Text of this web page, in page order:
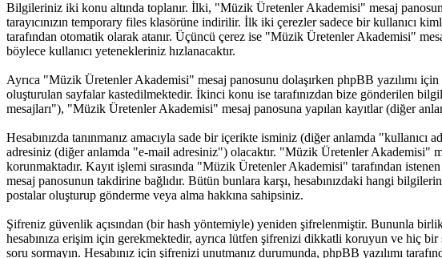
Bilgileriniz iki konu altında toplanır. İlki, "Müzik Üretenler Akademisi" mesaj
tarayıcınızın temporary files klasörüne indirilir. İlk iki çerezler sadece bir kullanıcı
tarafından otomatik olarak atanır. Üçüncü çerez ise "Müzik Üretenler Akademisi"
böylece kullanıcı yetenekleriniz hızlanacaktır.
Ayrıca "Müzik Üretenler Akademisi" mesaj panosunu dolaşırken phpBB yazılımı
oluşturulan sayfalar kastedilmektedir. İkinci konu ise tarafınızdan bize gönderilen
mesajları"), "Müzik Üretenler Akademisi" mesaj panosuna yapılan kayıtlar (diğer
Hesabınızda tanınmanız amacıyla sade bir içerikte isminiz (diğer anlamda
adresiniz (diğer anlamda "e-mail adresiniz") olacaktır. "Müzik Üretenler Akademisi"
korunmaktadır. Kayıt işlemi sırasında "Müzik Üretenler Akademisi" tarafından
mesaj panosunun takdirine bağlıdır. Bütün bunlara karşı, hesabınızdaki hangi
postalar oluşturup gönderme veya alma hakkına sahipsiniz.
Şifreniz güvenlik açısından (bir hash yöntemiyle) yeniden şifrelenmiştir. Bununla
hesabınıza erişim için gerekmektedir, ayrıca lütfen şifrenizi dikkatli koruyun ve hiç
soru sormayın. Hesabınız için şifrenizi unutmanız durumunda, phpBB yazılımı